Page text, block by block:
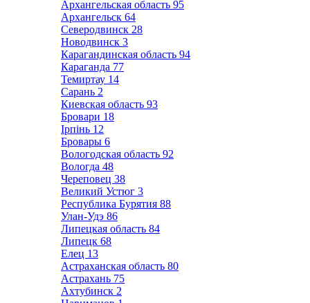
Архангельская область 95
Архангельск 64
Северодвинск 28
Новодвинск 3
Карагандинская область 94
Караганда 77
Темиртау 14
Сарань 2
Киевская область 93
Бровари 18
Ірпінь 12
Бровары 6
Вологодская область 92
Вологда 48
Череповец 38
Великий Устюг 3
Республика Бурятия 88
Улан-Удэ 86
Липецкая область 84
Липецк 68
Елец 13
Астраханская область 80
Астрахань 75
Ахтубинск 2